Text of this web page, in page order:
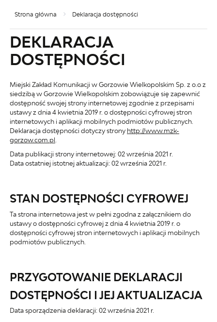
Strona główna Deklaracja dostępności
DEKLARACJA
DOSTĘPNOŚCI
Miejski Zakład Komunikacji w Gorzowie Wielkopolskim Sp. z o.o z
siedzibą w Gorzowie Wielkopolskim zobowiązuje się zapewnić
dostępność swojejstrony internetowejzgodnie z przepisami
ustawy z dnia 4 kwietnia 2019 r. o dostępności cyfrowej stron
internetowych i aplikacji mobilnych podmiotów publicznych.
Deklaracja dostępności dotyczy strony http://www.mzk-
gorzow.com.pl
Data publikacji strony internetowej:02 września 2021 r.
Data ostatniej istotnej aktualizacji:02 września 2021 r.
STAN DOSTĘPNOŚCI CYFROWEJ
Ta strona internetowa jest w pełni zgodna z załącznikiem do
ustawy o dostępności cyfrowej z dnia 4 kwietnia 2019 r. o
dostępności cyfrowej stron internetowych i aplikacji mobilnych
podmiotów publicznych.
PRZYGOTOWANIE DEKLARACJI
DOSTĘPNOŚCI I JEJ AKTUALIZACJA
Data sporządzenia deklaracji:02 września 2021 r.